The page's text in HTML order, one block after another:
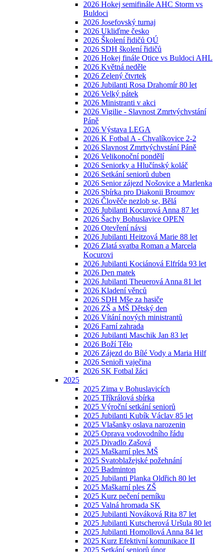
2026 Hokej semifinále AHC Storm vs
Buldoci
2026 Josefovský turnaj
2026 Ukliďme česko
2026 Školení řidičů OÚ
2026 SDH školení řidičů
2026 Hokej finále Otice vs Buldoci AHL
2026 Květná neděle
2026 Zelený čtvrtek
2026 Jubilanti Rosa Drahomír 80 let
2026 Velký pátek
2026 Ministranti v akci
2026 Vigilie - Slavnost Zmrtvýchvstání
Páně
2026 Výstava LEGA
2026 K Fotbal A - Chvalíkovice 2-2
2026 Slavnost Zmrtvýchvstání Páně
2026 Velikonoční pondělí
2026 Seniorky a Hlučínský koláč
2026 Setkání seniorů duben
2026 Senior zájezd Nošovice a Marlenka
2026 Sbírka pro Diakonii Broumov
2026 Člověče nezlob se, Bělá
2026 Jubilanti Kocurová Anna 87 let
2026 Šachy Bohuslavice OPEN
2026 Otevření návsi
2026 Jubilanti Heitzová Marie 88 let
2026 Zlatá svatba Roman a Marcela
Kocurovi
2026 Jubilanti Kociánová Elfrída 93 let
2026 Den matek
2026 Jubilanti Theuerová Anna 81 let
2026 Kladení věnců
2026 SDH Mše za hasiče
2026 ZŠ a MŠ Dětský den
2026 Vítání nových ministrantů
2026 Farní zahrada
2026 Jubilanti Maschik Jan 83 let
2026 Boží Tělo
2026 Zájezd do Bílé Vody a Maria Hilf
2026 Senioři vaječina
2026 SK Fotbal žáci
2025
2025 Zima v Bohuslavicích
2025 Tříkrálová sbírka
2025 Výroční setkání seniorů
2025 Jubilanti Kubík Václav 85 let
2025 Vlašanky oslava narozenin
2025 Oprava vodovodního řádu
2025 Divadlo Zašová
2025 Maškarní ples MŠ
2025 Svatoblažejské požehnání
2025 Badminton
2025 Jubilanti Planka Oldřich 80 let
2025 Maškarní ples ZŠ
2025 Kurz pečení perníku
2025 Valná hromada SK
2025 Jubilanti Nováková Rita 87 let
2025 Jubilanti Kutscherová Uršula 80 let
2025 Jubilanti Homollová Anna 84 let
2025 Kurz Efektivní komunikace II
2025 Setkání seniorů únor